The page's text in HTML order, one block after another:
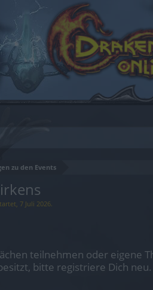
zu den Events
7 Juli 2026.
teilnehmen oder eigene
bitte registriere Dich